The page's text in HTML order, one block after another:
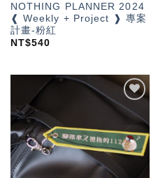
NOTHING PLANNER 2024
❰ Weekly + Project ❱ 專案
計畫-粉紅
NT$540
加入
「願
單」